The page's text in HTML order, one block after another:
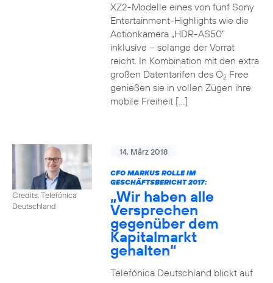
XZ2-Modelle eines von fünf Sony
Entertainment-Highlights wie die
Actionkamera „HDR-AS50“
inklusive – solange der Vorrat
reicht. In Kombination mit den extra
großen Datentarifen des O2Free
genießen sie in vollen Zügen ihre
mobile Freiheit […]
Credits: Telefónica
Deutschland
14. März 2018
CFO MARKUS ROLLE IM
GESCHÄFTSBERICHT 2017:
„Wir haben alle
Versprechen
gegenüber dem
Kapitalmarkt
gehalten“
Telefónica Deutschland blickt auf